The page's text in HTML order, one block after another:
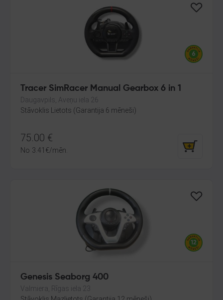
Tracer SimRacer Manual Gearbox 6 in 1
Daugavpils, Aveņu iela 26
Stāvoklis Lietots (Garantija 6 mēneši)
75.00 €
No 3.41 €/mēn.
Genesis Seaborg 400
Valmiera, Rīgas iela 23